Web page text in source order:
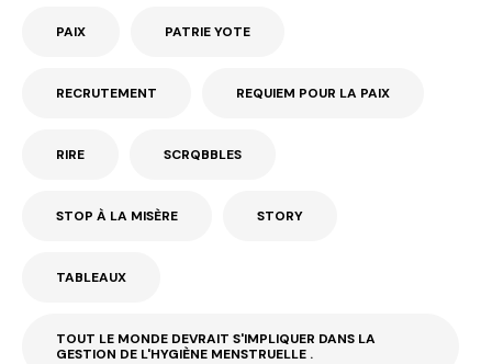
PAIX PATRIE YOTE
RECRUTEMENT REQUIEM POUR LA PAIX
RIRE SCRQBBLES
STOP À LA MISÈRE STORY
TABLEAUX
TOUT LE MONDE DEVRAIT S'IMPLIQUER DANS LA
GESTION DE L'HYGIÈNE MENSTRUELLE .